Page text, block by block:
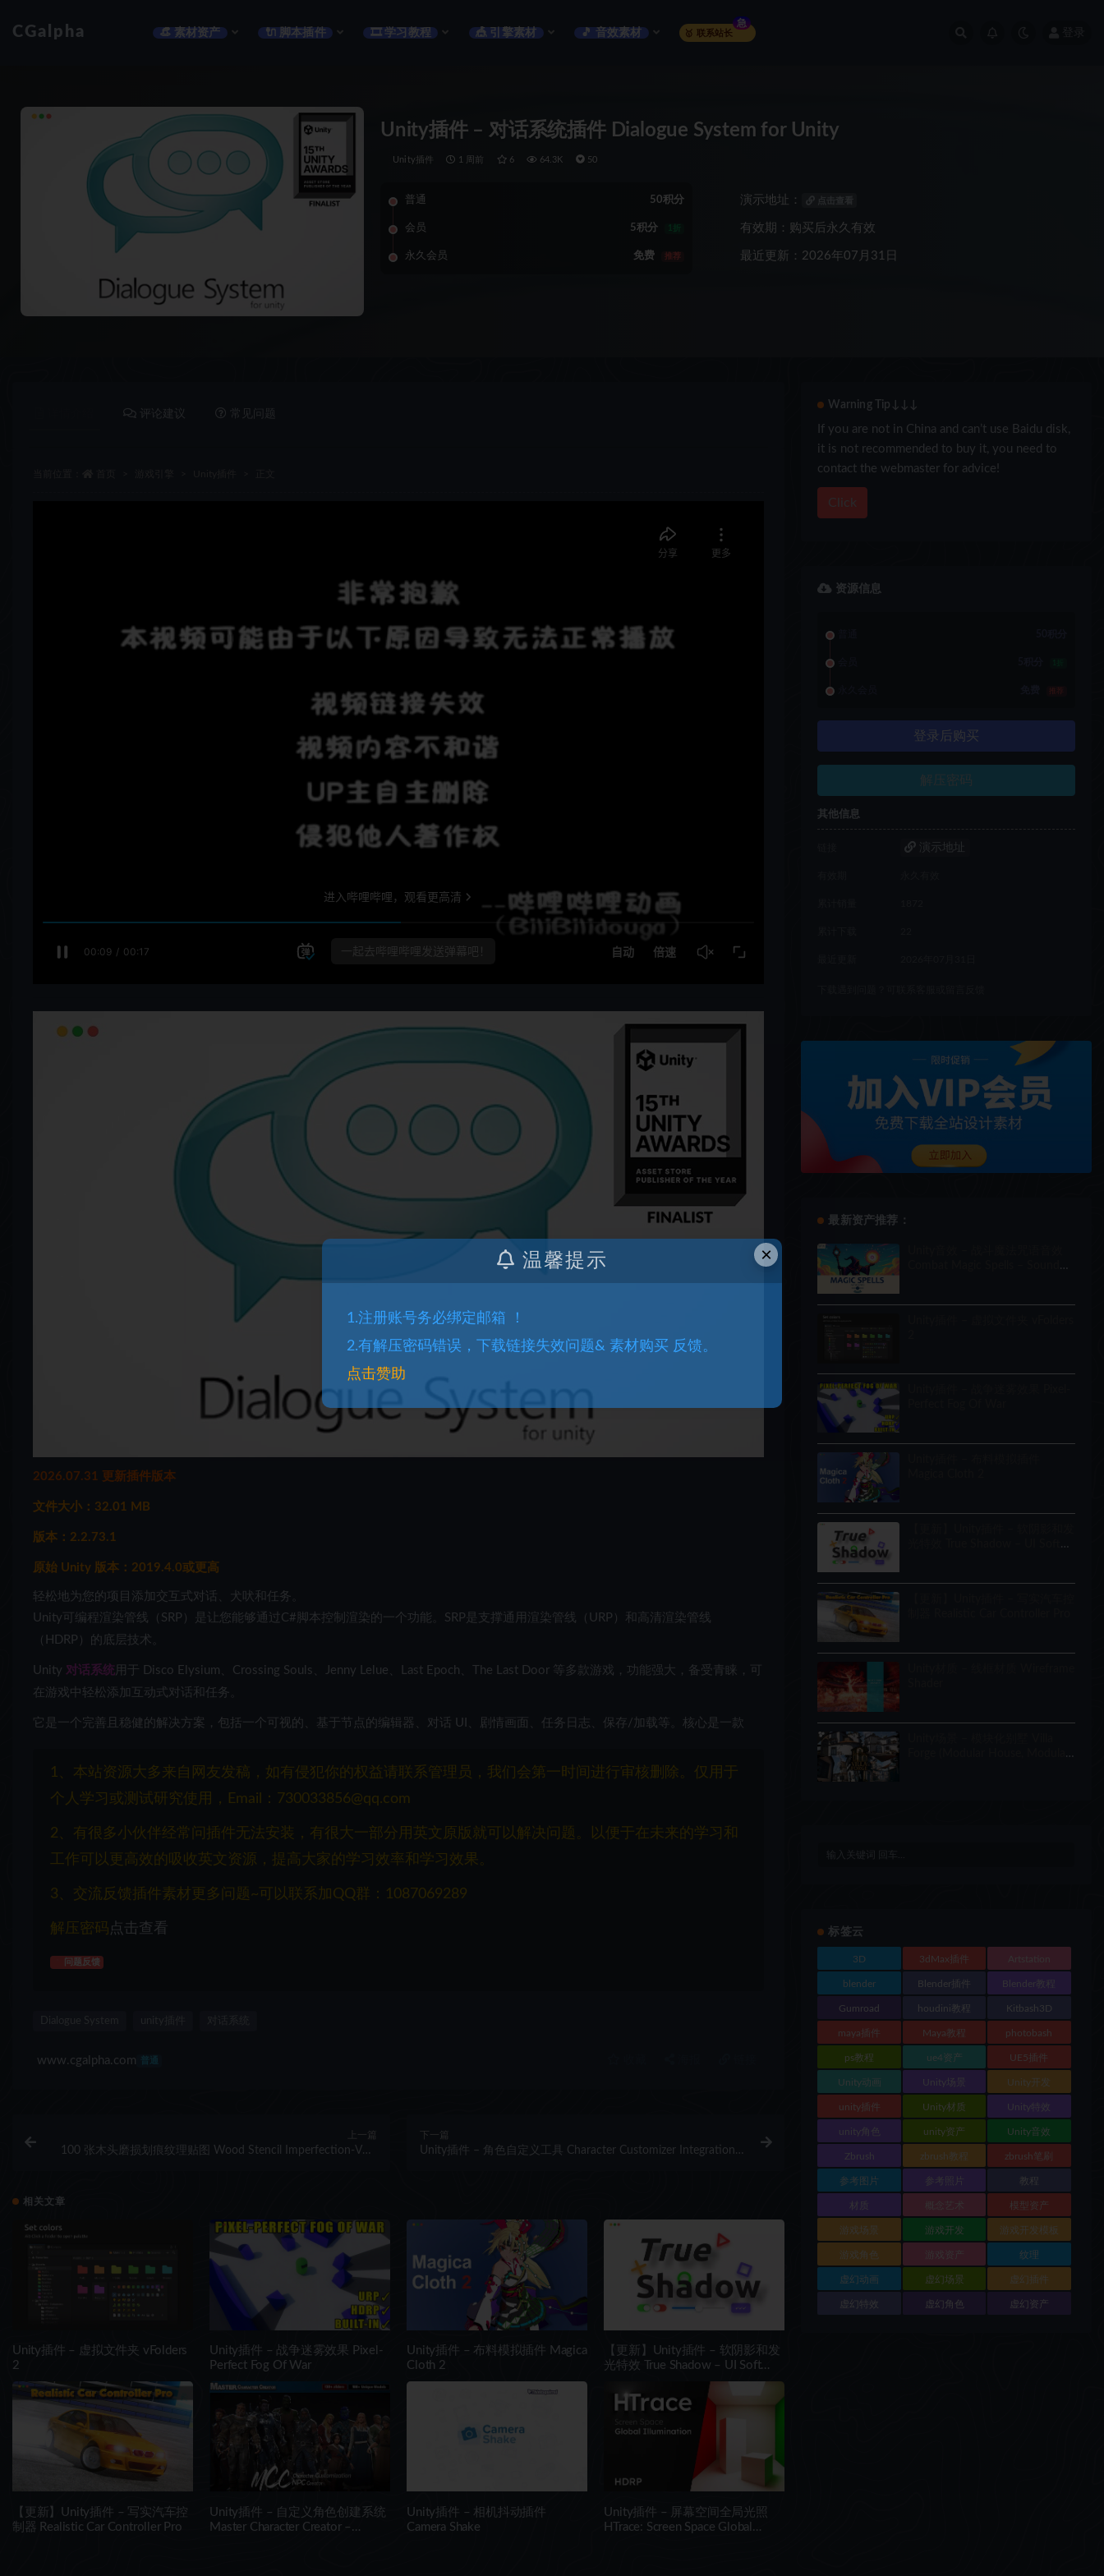
CGalpha 👒 素材资产 🔌 脚本插件 🎞️ 学习教程 🎪 引擎素材 🎵 音效素材 🥇 联系站长
急
Unity插件 – 对话系统插件 Dialogue System for Unity
Unity插件 1 周前 6 64.3K 50
普通 50积分
会员 5积分 1折
永久会员 免费 推荐
演示地址：
有效期：购买后永久有效
最近更新：2026年07月31日
评论建议 常见问题
2026.07.31 更新插件版本
文件大小：32.01 MB
版本：2.2.73.1
原始 Unity 版本：2019.4.0或更高
轻松地为您的项目添加交互式对话、犬吠和任务。
Unity可编程渲染管线（SRP）是让您能够通过C#脚本控制渲染的一个功能。SRP是支撑通用渲染管线（URP）和高清渲染管线
（HDRP）的底层技术。
Unity 对话系统 用于 Disco Elysium、Crossing Souls、Jenny Lelue、Last Epoch、The Last Door 等多款游戏，功能强大，备受青睐，可
在游戏中轻松添加互动式对话和任务。
它是一个完善且稳健的解决方案，包括一个可视的、基于节点的编辑器、对话 UI、剧情画面、任务日志、保存/加载等。核心是一款
1、本站资源大多来自网友发稿，如有侵犯你的权益请联系管理员，我们会第一时间进行审核删除。仅用于
个人学习或测试研究使用，Email：730033856@qq.com
2、有很多小伙伴经常问插件无法安装，有很大一部分用英文原版就可以解决问题。以便于在未来的学习和
工作可以更高效的吸收英文资源，提高大家的学习效率和学习效果。
3、交流反馈插件素材更多问题~可以联系加QQ群：1087069289
解压密码 点击查看
问题反馈
www.cgalpha.com 普通
上一篇
100 张木头磨损划痕纹理贴图 Wood Stencil Imperfection-VOL
下一篇
Unity插件 – 角色自定义工具 Character Customizer Integration
相关文章
Unity插件 – 虚拟文件夹 vFolders
2
Unity插件 – 战争迷雾效果 Pixel-
Perfect Fog Of War
Unity插件 – 布料模拟插件 Magica
Cloth 2
【更新】Unity插件 – 软阴影和发
光特效 True Shadow – UI Soft
【更新】Unity插件 – 写实汽车控
制器 Realistic Car Controller Pro
Unity插件 – 自定义角色创建系统
Master Character Creator –
Unity插件 – 相机抖动插件
Camera Shake
Unity插件 – 屏幕空间全局光照
HTrace: Screen Space Global
Warning Tip↓↓↓
If you are not in China and can’t use Baidu disk,
it is not recommended to buy it, you need to
contact the webmaster for advice!
Click
资源信息
推荐
登录后购买
解压密码
其他信息
演示地址
最新资产推荐：
Forge (Modular House, Modular
标签云
3D 3dMax插件 Artstation
blender Blender插件 Blender教程
Gumroad houdini教程 Kitbash3D
maya插件 Maya教程 photobash
ps教程 ue4资产 UE5插件
Unity动画 Unity场景 Unity开发
unity插件 Unity材质 Unity特效
unity角色 unity资产 Unity音效
Zbrush zbrush教程 zbrush笔刷
参考图片 参考照片 教程
材质 概念艺术 模型资产
游戏场景 游戏开发 游戏开发模板
游戏角色 游戏资产 纹理
虚幻动画 虚幻场景 虚幻插件
虚幻特效 虚幻角色 虚幻资产
×
温馨提示
1.注册账号务必绑定邮箱 ！
2.有解压密码错误，下载链接失效问题& 素材购买 反馈。
点击赞助